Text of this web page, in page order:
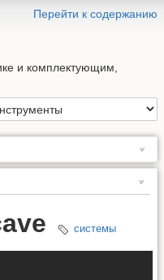
Перейти к содержанию
и комплектующим,
системы